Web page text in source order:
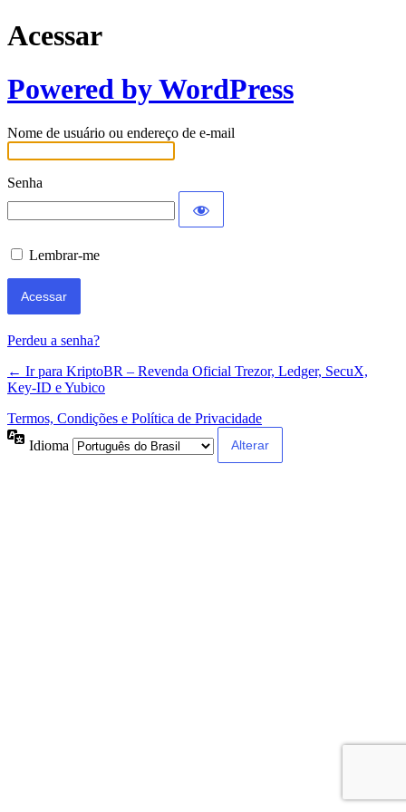
Acessar
Powered by WordPress
Nome de usuário ou endereço de e-mail
Senha
Lembrar-me
Perdeu a senha?
← Ir para KriptoBR – Revenda Oficial Trezor, Ledger, SecuX,
Key-ID e Yubico
Termos, Condições e Política de Privacidade
Idioma